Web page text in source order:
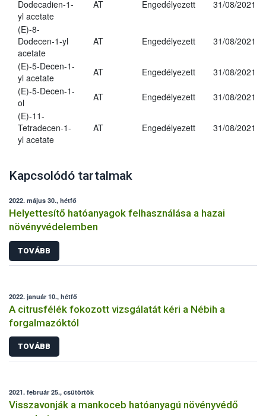
Dodecadien-1-
yl acetate
AT Engedélyezett 31/08/2021
(E)-8-
Dodecen-1-yl
acetate
AT Engedélyezett 31/08/2021
(E)-5-Decen-1-
yl acetate
AT Engedélyezett
31/08/2021
(E)-5-Decen-1-
ol
AT Engedélyezett
31/08/2021
(E)-11-
Tetradecen-1-
yl acetate
AT Engedélyezett 31/08/2021
Kapcsolódó tartalmak
2022. május 30., hétfő
Helyettesítő hatóanyagok felhasználása a hazai
növényvédelemben
TOVÁBB
2022. január 10., hétfő
A citrusfélék fokozott vizsgálatát kéri a Nébih a
forgalmazóktól
TOVÁBB
2021. február 25., csütörtök
Visszavonják a mankoceb hatóanyagú növényvédő